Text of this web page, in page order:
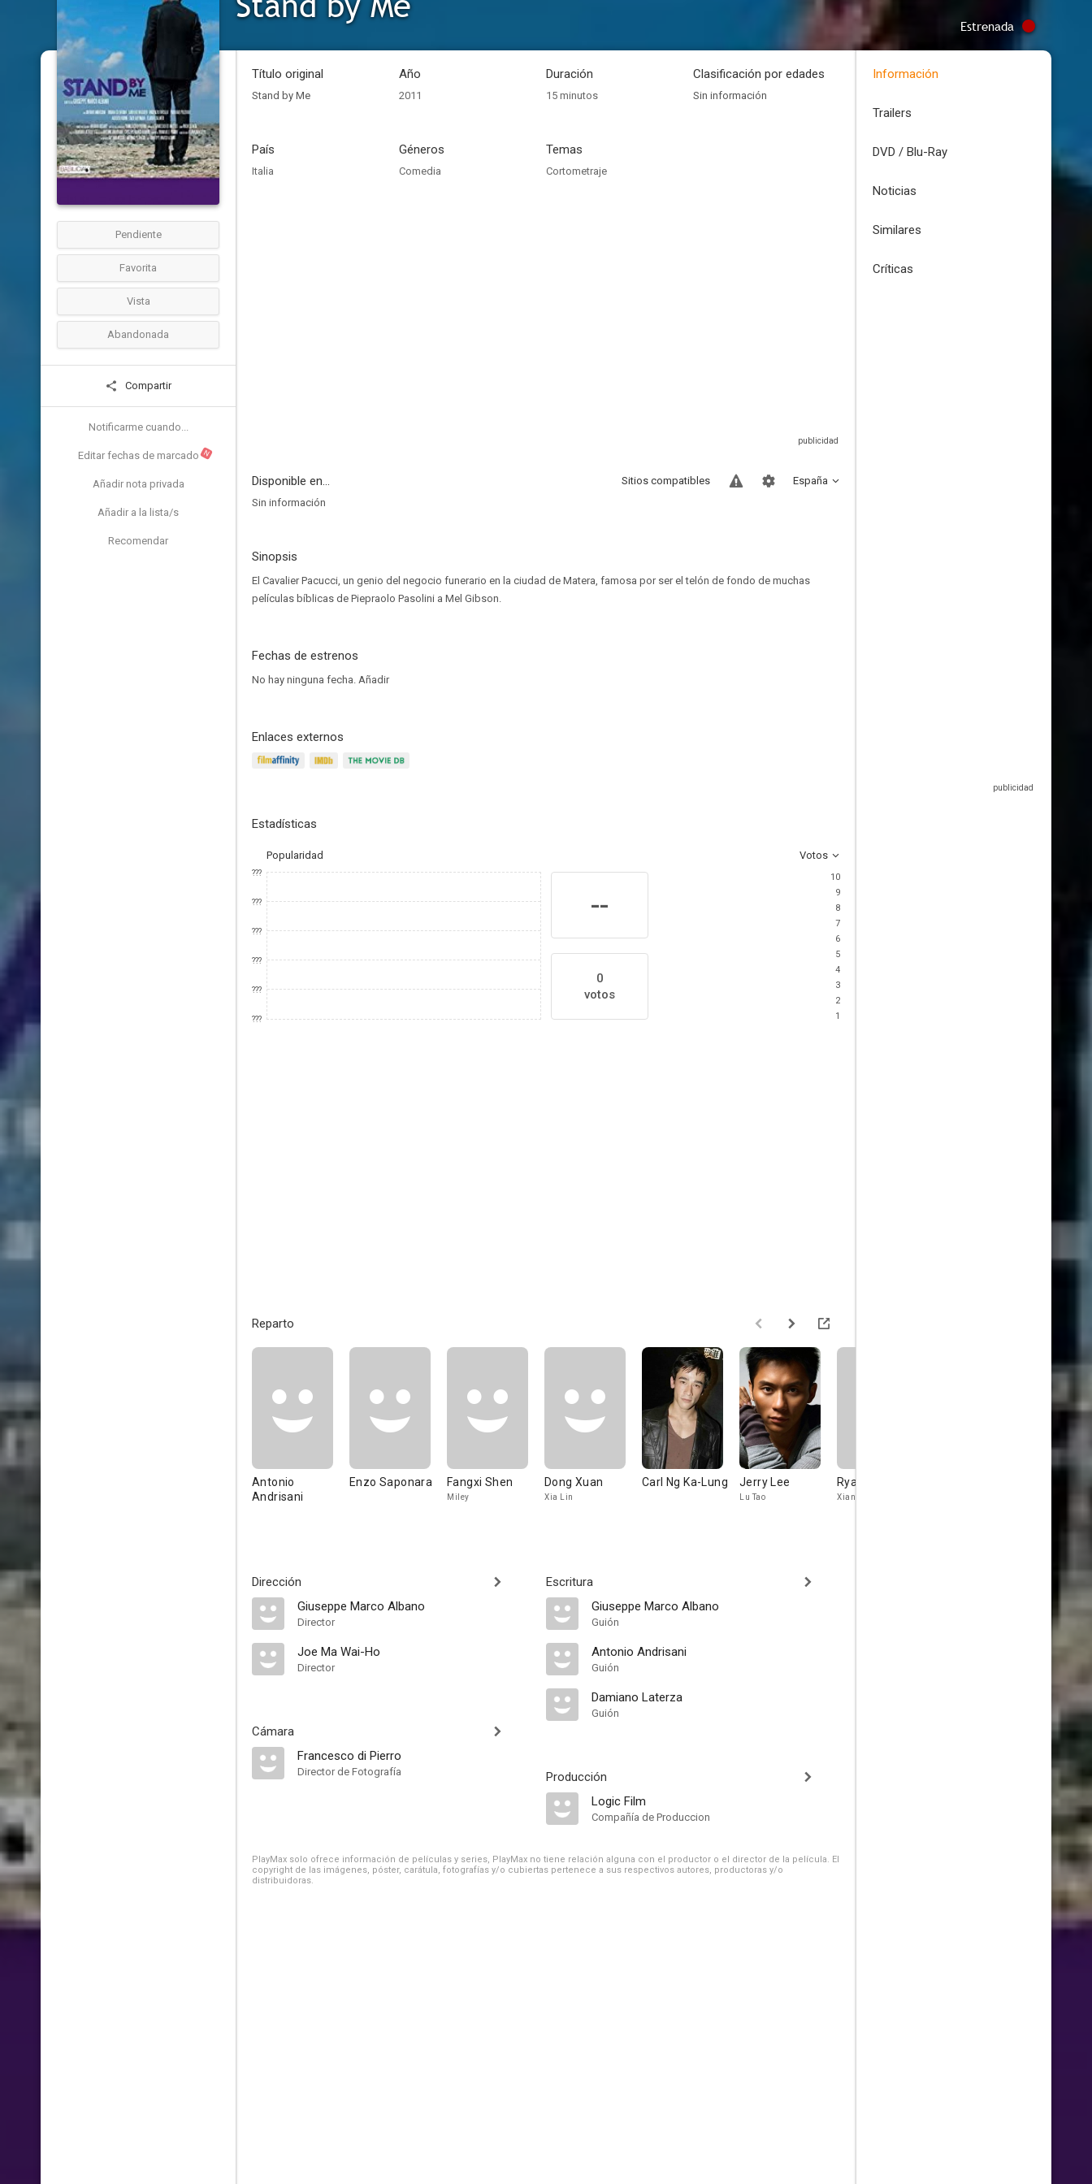
Estrenada
Pendiente
Favorita
Vista
Abandonada
Compartir
Notificarme cuando...
Editar fechas de marcado N
Añadir nota privada
Añadir a la lista/s
Recomendar
Título original
Stand by Me
Año
2011
Duración
15 minutos
Clasificación por edades
Sin información
País
Italia
Géneros
Comedia
Temas
Cortometraje
Disponible en... España
Sitios compatibles
Sin información
Sinopsis
El Cavalier Pacucci, un genio del negocio funerario en la ciudad de Matera, famosa por ser el telón de fondo de muchas
películas bíblicas de Piepraolo Pasolini a Mel Gibson.
Fechas de estrenos
No hay ninguna fecha. Añadir
Enlaces externos
Estadísticas
Popularidad Votos
???
???
???
???
???
???
--
0
votos
10
9
8
7
6
5
4
3
2
1
Reparto
Antonio
Andrisani
Enzo Saponara Fangxi Shen
Miley
Dong Xuan
Xia Lin
Carl Ng Ka-Lung Jerry Lee
Lu Tao
Ryan Zheng Kai
Xiang Nan
Dirección
Giuseppe Marco Albano
Director
Joe Ma Wai-Ho
Director
Cámara
Francesco di Pierro
Director de Fotografía
Escritura
Giuseppe Marco Albano
Guión
Antonio Andrisani
Guión
Damiano Laterza
Guión
Producción
Logic Film
Compañía de Produccion
PlayMax solo ofrece información de películas y series, PlayMax no tiene relación alguna con el productor o el director de la película. El
copyright de las imágenes, póster, carátula, fotografías y/o cubiertas pertenece a sus respectivos autores, productoras y/o
distribuidoras.
Información
Trailers
DVD / Blu-Ray
Noticias
Similares
Críticas